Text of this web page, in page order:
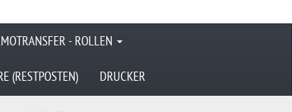
- ROLLEN
(RESTPOSTEN) DRUCKER